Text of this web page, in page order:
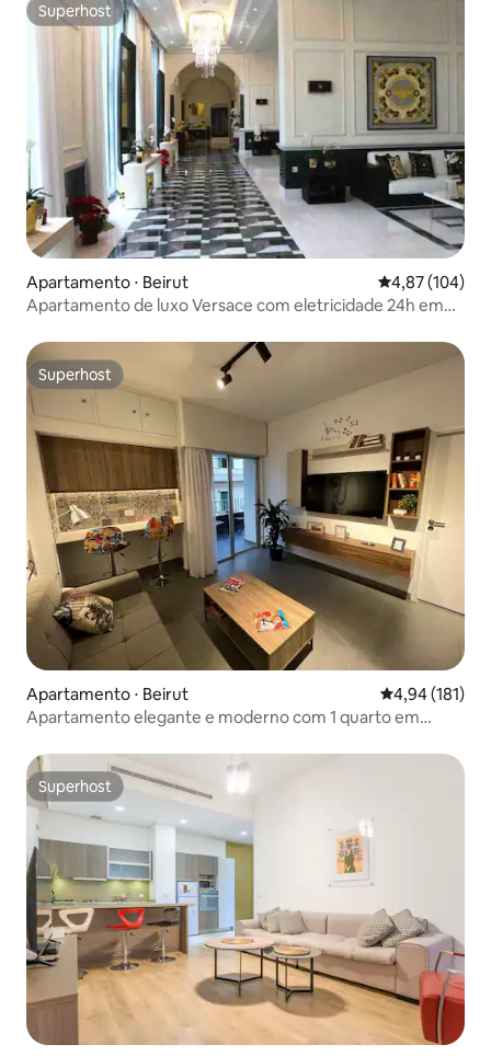
Superhost
Superhost
Apartamento ⋅ Beirut 4,87 de uma
4,87 (104)
Apartamento de luxo Versace com eletricidade 24h em
Superhost
Superhost
Apartamento ⋅ Beirut 4,94 de uma
4,94 (181)
Apartamento elegante e moderno com 1 quarto em
Superhost
Superhost